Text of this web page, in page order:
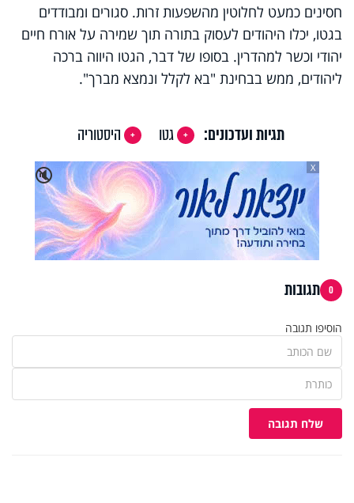
חסינים כמעט לחלוטין מהשפעות זרות. סגורים ומבודדים
בגטו, יכלו היהודים לעסוק בתורה תוך שמירה על אורח חיים
יהודי וכשר למהדרין. בסופו של דבר, הגטו היווה ברכה
ליהודים, ממש בבחינת "בא לקלל ונמצא מברך".
תגיות ועדכונים: גטו
היסטוריה
🔇
X
0 תגובות
הוסיפו תגובה
שלח תגובה